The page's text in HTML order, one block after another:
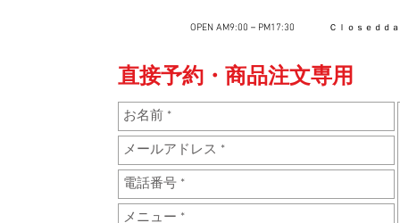
OPEN AM9:00－PM17:30 Ｃｌｏｓｅｄ
直接予約・商品注文専用